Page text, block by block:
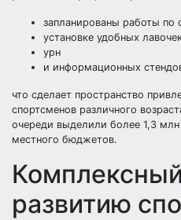
запланированы работы по
установке удобных
урн
и информационных
что сделает пространство
спортсменов различного
очереди выделили более 1,3
местного бюджетов.
развитию